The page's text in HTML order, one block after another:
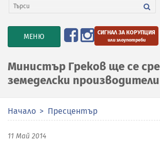
TOGGLE
NAVIGATION
МЕНЮ СИГНАЛ ЗА КОРУПЦИЯ
или злоупотреби
Министър Греков ще се
земеделски
Начало Пресцентър
11 Май 2014